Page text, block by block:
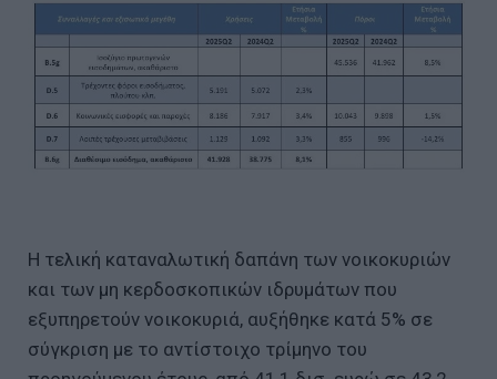
Η τελική καταναλωτική δαπάνη των νοικοκυριών
και των μη κερδοσκοπικών ιδρυμάτων που
εξυπηρετούν νοικοκυριά, αυξήθηκε κατά 5% σε
σύγκριση με το αντίστοιχο τρίμηνο του